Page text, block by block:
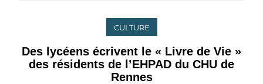
CULTURE
Des lycéens écrivent le « Livre de Vie »
des résidents de l’EHPAD du CHU de
Rennes